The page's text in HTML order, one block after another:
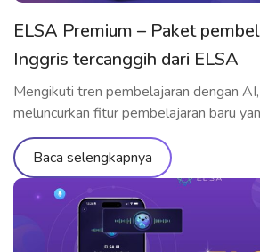
ELSA Premium – Paket
Inggris tercanggih dari ELSA
Mengikuti tren pembelajaran dengan
meluncurkan fitur pembelajaran baru
pembelajar berlatih berbicara langsung
Premium. Mari memahami fitur-fiturnya
melalui artikel di bawah ini! Apa itu
diluncurkan pada September 2023,
merupakan paket pembelajaran
dari ELSA hingga saat ini. […]
Baca selengkapnya